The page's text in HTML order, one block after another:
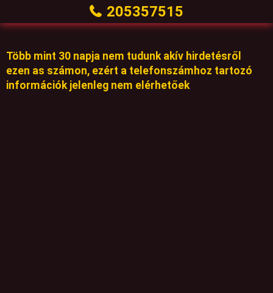
205357515
Több mint 30 napja nem tudunk akív hirdetésről
ezen as számon, ezért a telefonszámhoz tartozó
információk jelenleg nem elérhetőek